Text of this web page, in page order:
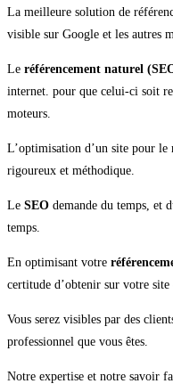
La meilleure solution de
visible sur Google et les autres
Le référencement naturel
internet. pour que celui-ci soit
moteurs.
L’optimisation d’un site pour le
rigoureux et méthodique.
Le SEO demande du temps, et
temps.
En optimisant votre
certitude d’obtenir sur votre
Vous serez visibles par des
professionnel que vous êtes.
Notre expertise et notre savoir